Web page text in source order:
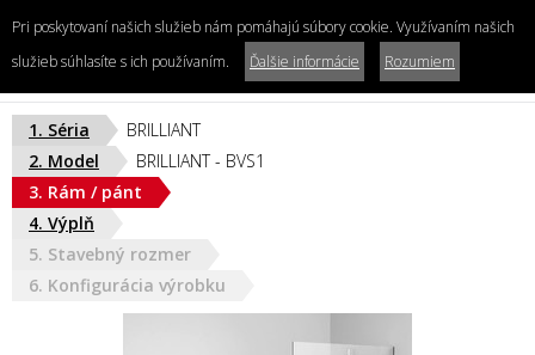
Konfigurátor
sprchových kútov a zásten
02/20 260 260
shop@siko.sk
Po-Pi 8:00 - 20:00, So-Ne 8:00 - 16:30
1. Séria
BRILLIANT
2. Model
BRILLIANT - BVS1
3. Rám / pánt
4. Výplň
5. Stavebný rozmer
6. Konfigurácia výrobku
Pri poskytovaní našich služieb nám pomáhajú súbory cookie. Využívaním našich
služieb súhlasíte s ich používaním.
Ďalšie informácie Rozumiem